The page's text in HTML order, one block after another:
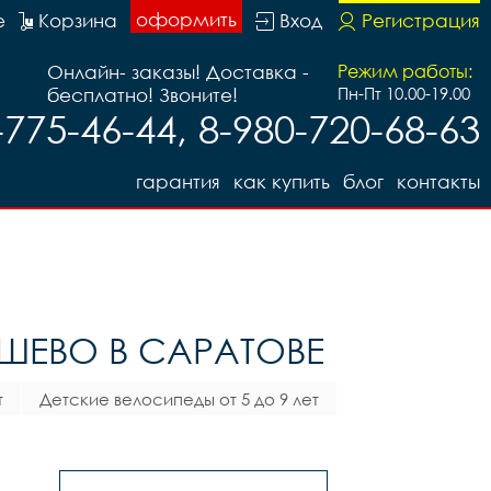
Регистрация
Вход
оформить
Корзина
Режим работы:
Пн-Пт 10.00-19.00
Онлайн- заказы! Доставка -
бесплатно! Звоните!
46-44, 8-980-720-68-63
контакты
блог
как купить
гарантия
В САРАТОВЕ
Детские велосипеды от 5 до 9 лет